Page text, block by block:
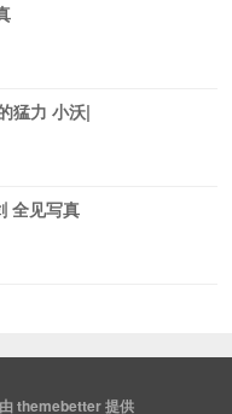
猛力 小沃|
全见写真
themebetter提供